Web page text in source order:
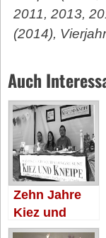
2011, 2013,
(2014),
Auch
Zehn Jahre
Kiez und
Kneipe